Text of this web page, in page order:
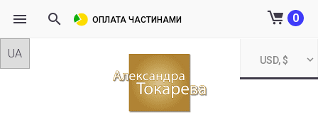
Skip
USD, $
0
ОПЛАТА ЧАСТИНАМИ